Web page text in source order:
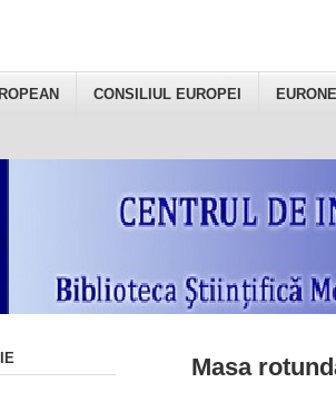
CONSILIUL EUROPEI
Masa